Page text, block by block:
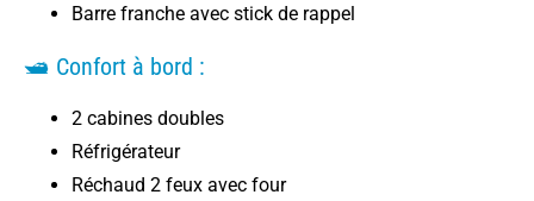
Barre franche avec stick de rappel
🛥️ Confort à bord :
2 cabines doubles
Réfrigérateur
Réchaud 2 feux avec four